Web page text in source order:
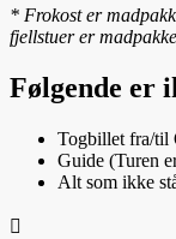
* Frokost er
fjellstuer er
Følgende er
Togbillet fra/til
Guide (Turen
Alt som ikke
